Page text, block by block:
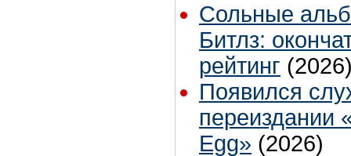
Сольные
Битлз:
рейтинг
Появился
переиздании
Egg» (2026)